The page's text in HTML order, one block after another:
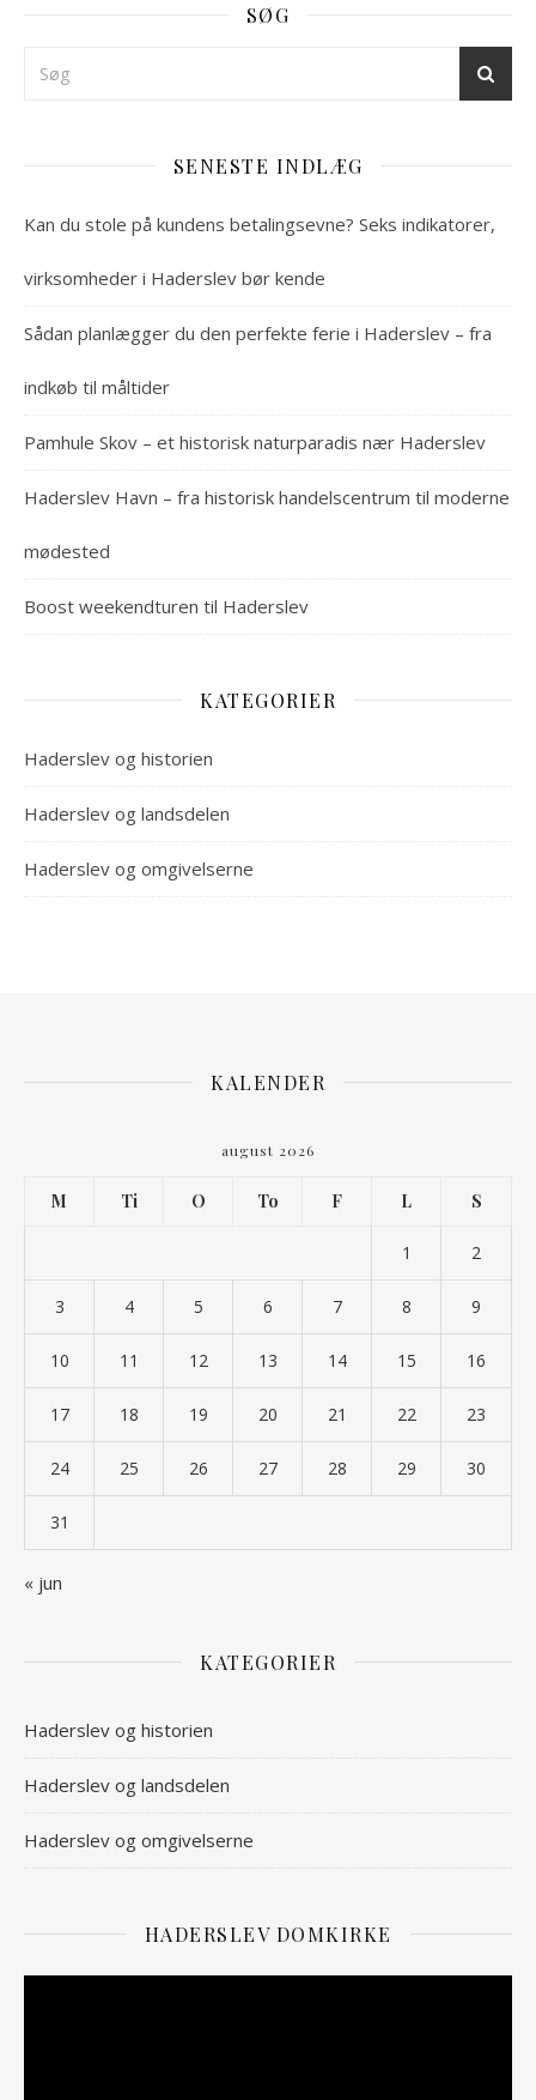
SØG
SENESTE INDLÆG
Kan du stole på kundens betalingsevne? Seks indikatorer,
virksomheder i Haderslev bør kende
Sådan planlægger du den perfekte ferie i Haderslev – fra
indkøb til måltider
Pamhule Skov – et historisk naturparadis nær Haderslev
Haderslev Havn – fra historisk handelscentrum til moderne
mødested
Boost weekendturen til Haderslev
KATEGORIER
Haderslev og historien
Haderslev og landsdelen
Haderslev og omgivelserne
KALENDER
august 2026
M Ti O To F L S
1 2
3 4 5 6 7 8 9
10 11 12 13 14 15 16
17 18 19 20 21 22 23
24 25 26 27 28 29 30
31
« jun
KATEGORIER
Haderslev og historien
Haderslev og landsdelen
Haderslev og omgivelserne
HADERSLEV DOMKIRKE